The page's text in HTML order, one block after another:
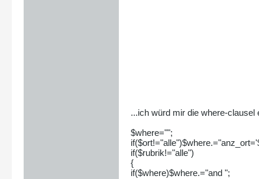
...ich würd mir die where-
$where="";
if($rubrik!="alle")
{
if($where)$where.="and ";